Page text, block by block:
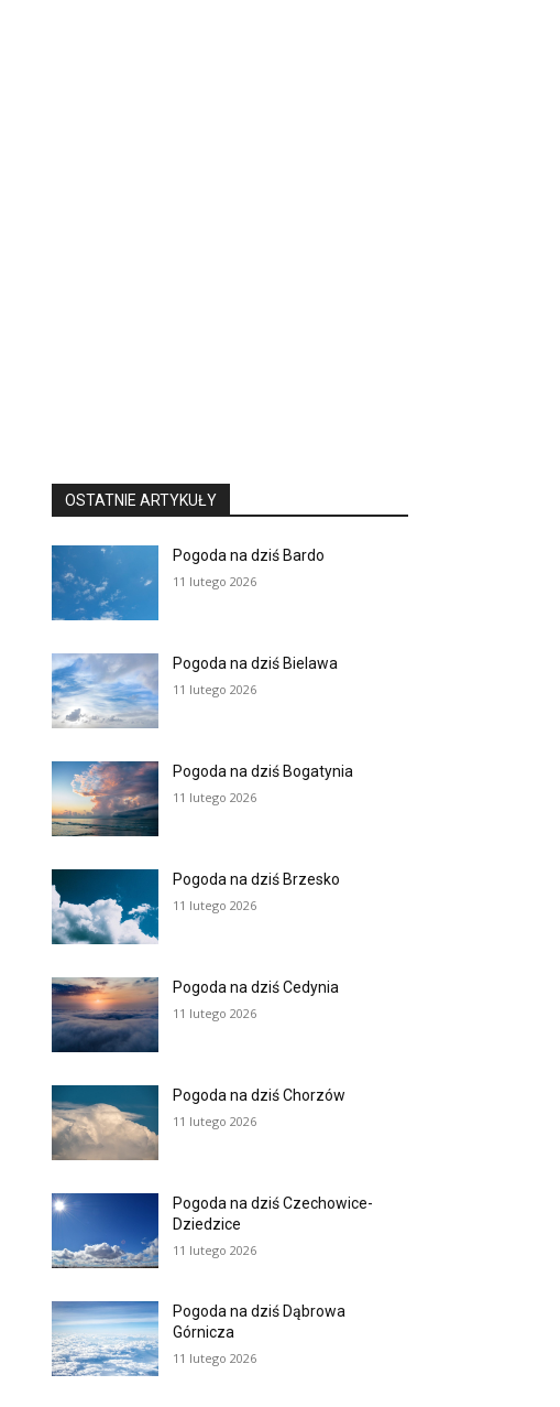
OSTATNIE ARTYKUŁY
Pogoda na dziś Bardo
11 lutego 2026
Pogoda na dziś Bielawa
11 lutego 2026
Pogoda na dziś Bogatynia
11 lutego 2026
Pogoda na dziś Brzesko
11 lutego 2026
Pogoda na dziś Cedynia
11 lutego 2026
Pogoda na dziś Chorzów
11 lutego 2026
Pogoda na dziś Czechowice-
Dziedzice
11 lutego 2026
Pogoda na dziś Dąbrowa
Górnicza
11 lutego 2026